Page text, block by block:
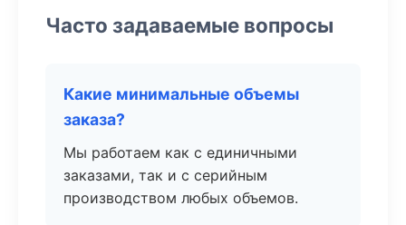
Часто задаваемые вопросы
Какие минимальные объемы
заказа?
Мы работаем как с единичными
заказами, так и с серийным
производством любых объемов.